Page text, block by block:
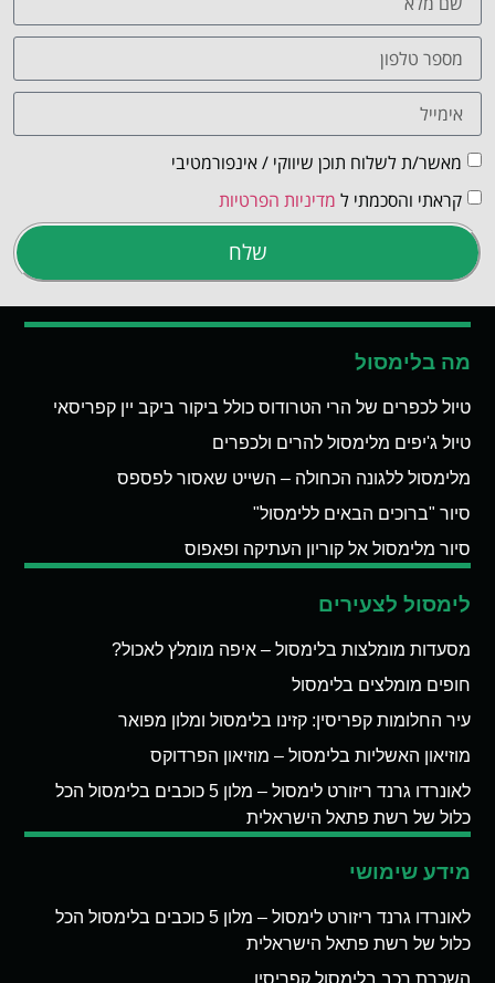
מאשר/ת לשלוח תוכן שיווקי / אינפורמטיבי
קראתי והסכמתי ל מדיניות הפרטיות
שלח
מה בלימסול
טיול לכפרים של הרי הטרודוס כולל ביקור ביקב יין קפריסאי
טיול ג'יפים מלימסול להרים ולכפרים
מלימסול ללגונה הכחולה – השייט שאסור לפספס
סיור "ברוכים הבאים ללימסול"
סיור מלימסול אל קוריון העתיקה ופאפוס
לימסול לצעירים
מסעדות מומלצות בלימסול – איפה מומלץ לאכול?
חופים מומלצים בלימסול
עיר החלומות קפריסין: קזינו בלימסול ומלון מפואר
מוזיאון האשליות בלימסול – מוזיאון הפרדוקס
לאונרדו גרנד ריזורט לימסול – מלון 5 כוכבים בלימסול הכל
כלול של רשת פתאל הישראלית
מידע שימושי
לאונרדו גרנד ריזורט לימסול – מלון 5 כוכבים בלימסול הכל
כלול של רשת פתאל הישראלית
השכרת רכב בלימסול קפריסין